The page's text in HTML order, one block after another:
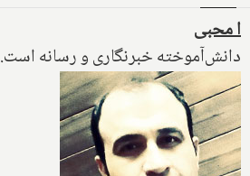
ا محبی
دانش‌آموخته خبرنگاری و رسانه است.